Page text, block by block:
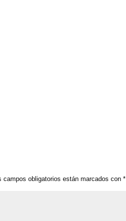
campos obligatorios están marcados con*